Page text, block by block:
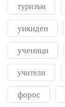
туризъм
уикиден
ученици
учители
форос